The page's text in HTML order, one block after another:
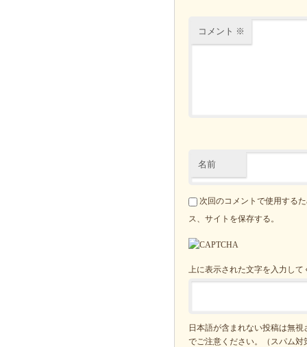
コメント ※
名前
次回のコメントで使用する
ス、サイトを保存する。
上に表示された文字を入力して
日本語が含まれない投稿は無視
でご注意ください。（スパム対